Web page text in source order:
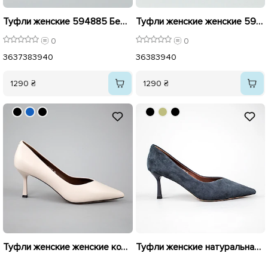
Туфли женские 594885 Бежевые
0
3637383940
1290 ₴
Туфли женские женские 594884 Черные
0
36383940
1290 ₴
Туфли женские женские кожаные 594209 Бежевые Туфли женские натуральная замша 594213 Синие распродажа